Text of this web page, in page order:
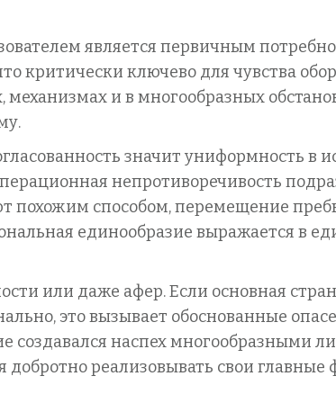
является первичным
критически ключево для чувства
и в многообразных
значит униформность в
непротиворечивость
похожим способом, перемещение
единообразие выражается в
или даже афер. Если основная
это вызывает обоснованные
наспех многообразными
реализовывать свои главные